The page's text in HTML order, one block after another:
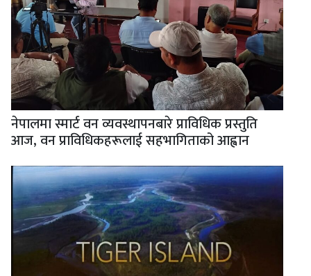
नेपालमा स्मार्ट वन व्यवस्थापनबारे प्राविधिक प्रस्तुति
आज, वन प्राविधिकहरूलाई सहभागिताको आह्वान